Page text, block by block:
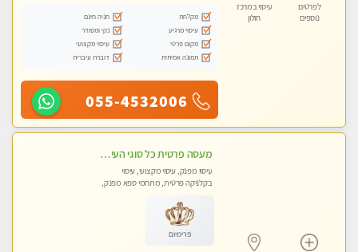
לפרטים
נוספים
עיסוי במרכז
חולון
מקלחת
חניה חינם
עיסוי מרגיע
נקי ומסודר
מקום פרטי
עיסוי מקצועי
תמונה אמיתית
דוברת עיברית
055-4532006
מעסה פרטית כל סוגי העיסויים מעסה מקצועית ואיכותית פרטי!!
עיסוי מפנק, עיסוי מקצועי, עיסוי
בקלניקה פרטית, מתחמי ספא מפנק,
פרימיום